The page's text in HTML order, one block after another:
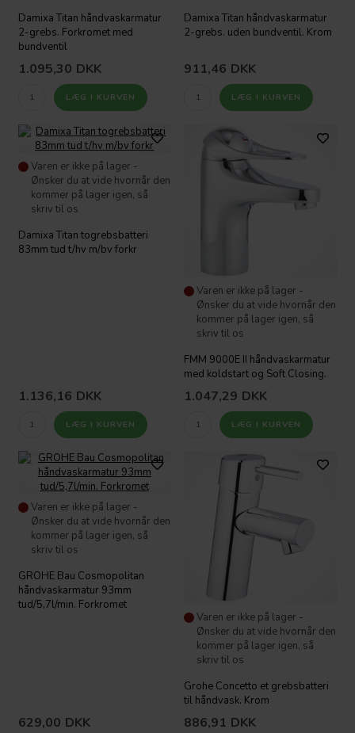
Damixa Titan håndvaskarmatur
2-grebs. Forkromet med
bundventil
1.095,30 DKK
Damixa Titan håndvaskarmatur
2-grebs. uden bundventil. Krom
911,46 DKK
Varen er ikke på lager -
Ønsker du at vide hvornår den
kommer på lager igen, så
skriv til os
Damixa Titan togrebsbatteri
83mm tud t/hv m/bv forkr
1.136,16 DKK
Varen er ikke på lager -
Ønsker du at vide hvornår den
kommer på lager igen, så
skriv til os
FMM 9000E II håndvaskarmatur
med koldstart og Soft Closing.
1.047,29 DKK
Varen er ikke på lager -
Ønsker du at vide hvornår den
kommer på lager igen, så
skriv til os
GROHE Bau Cosmopolitan
håndvaskarmatur 93mm
tud/5,7l/min. Forkromet
629,00 DKK
Varen er ikke på lager -
Ønsker du at vide hvornår den
kommer på lager igen, så
skriv til os
Grohe Concetto et grebsbatteri
til håndvask. Krom
886,91 DKK